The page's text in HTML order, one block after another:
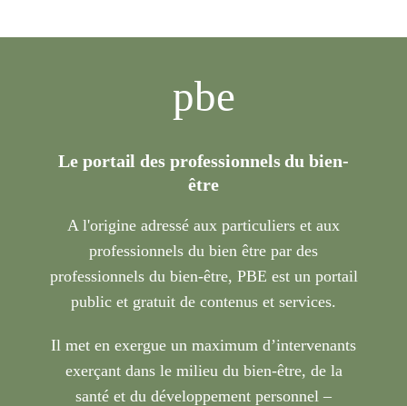
pbe
Le portail des professionnels du bien-
être
A l'origine adressé aux particuliers et aux
professionnels du bien être par des
professionnels du bien-être, PBE est un portail
public et gratuit de contenus et services.
Il met en exergue un maximum d’intervenants
exerçant dans le milieu du bien-être, de la
santé et du développement personnel –